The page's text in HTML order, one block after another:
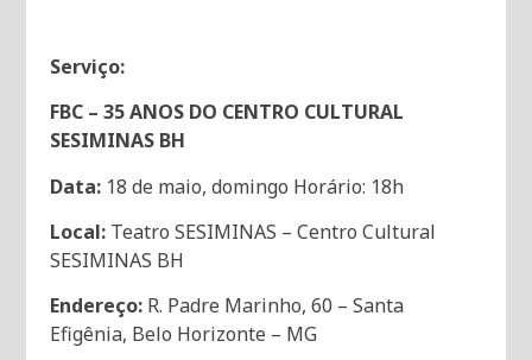
Serviço:
FBC – 35 ANOS DO CENTRO CULTURAL
SESIMINAS BH
Data: 18 de maio, domingo Horário: 18h
Local: Teatro SESIMINAS – Centro Cultural
SESIMINAS BH
Endereço: R. Padre Marinho, 60 – Santa
Efigênia, Belo Horizonte – MG